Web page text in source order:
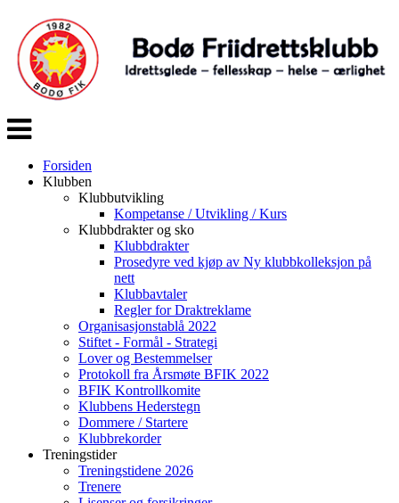
Veksle
navigasjon
Forsiden
Klubben
Klubbutvikling
Kompetanse / Utvikling / Kurs
Klubbdrakter og sko
Klubbdrakter
Prosedyre ved kjøp av Ny klubbkolleksjon på
nett
Klubbavtaler
Regler for Draktreklame
Organisasjonstablå 2022
Stiftet - Formål - Strategi
Lover og Bestemmelser
Protokoll fra Årsmøte BFIK 2022
BFIK Kontrollkomite
Klubbens Hederstegn
Dommere / Startere
Klubbrekorder
Treningstider
Treningstidene 2026
Trenere